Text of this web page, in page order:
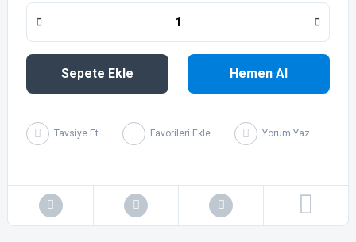
Sepete Ekle Hemen Al
Tavsiye Et Yorum Yaz